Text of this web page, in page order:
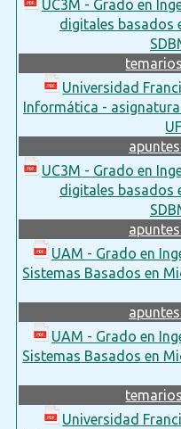
UC3M - Grado en
digitales basados
Universidad
Informática -
UC3M - Grado en
digitales basados
UAM - Grado en
Sistemas Basados en
UAM - Grado en
Sistemas Basados en
Universidad